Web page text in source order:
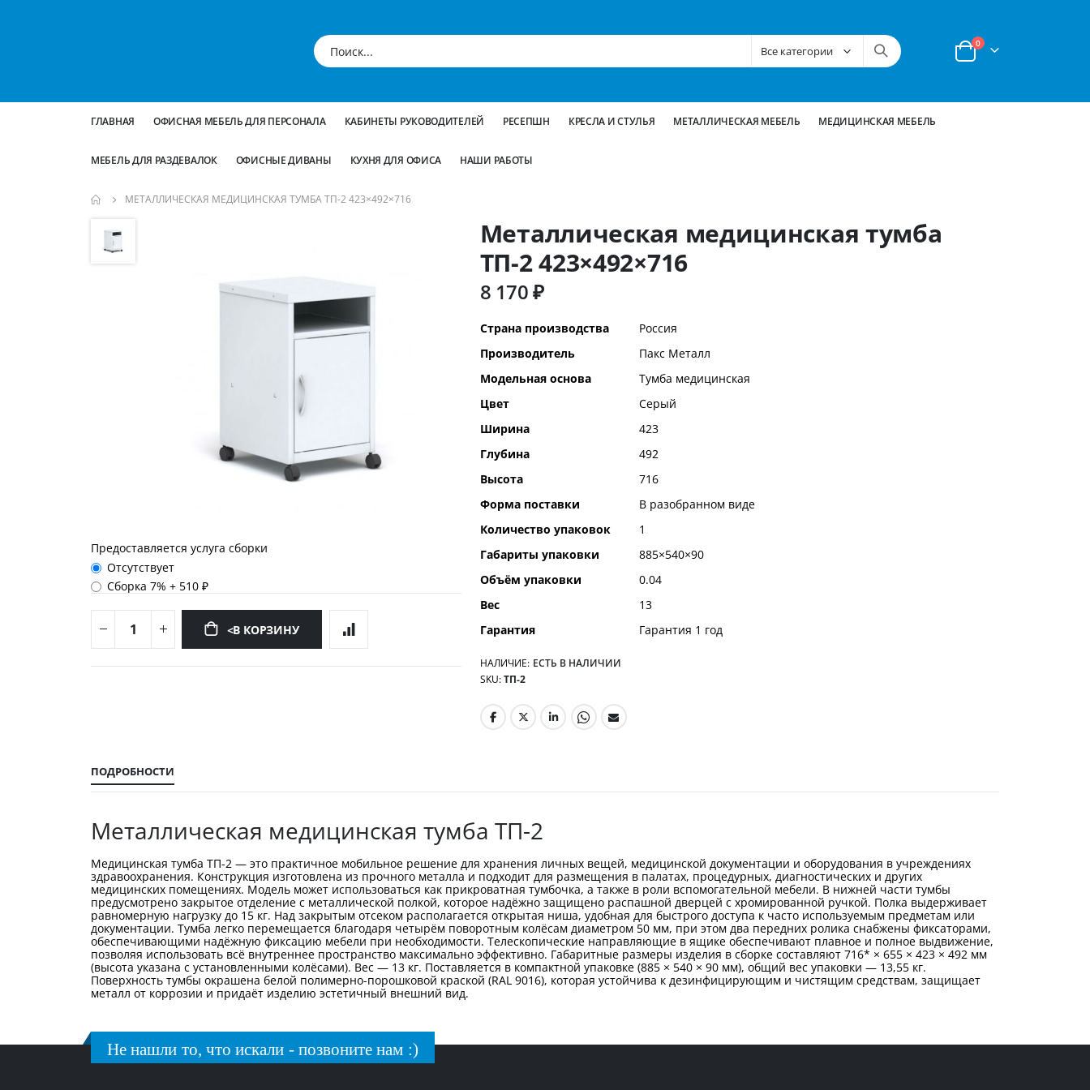
Корзина
0позиции
ГЛАВНАЯ ОФИСНАЯ МЕБЕЛЬ ДЛЯ ПЕРСОНАЛА КАБИНЕТЫ РУКОВОДИТЕЛЕЙ РЕСЕПШН КРЕСЛА И СТУЛЬЯ МЕТАЛЛИЧЕСКАЯ МЕБЕЛЬ МЕДИЦИНСКАЯ МЕБЕЛЬ
МЕБЕЛЬ ДЛЯ РАЗДЕВАЛОК ОФИСНЫЕ ДИВАНЫ КУХНЯ ДЛЯ ОФИСА НАШИ РАБОТЫ
МЕТАЛЛИЧЕСКАЯ МЕДИЦИНСКАЯ ТУМБА ТП-2 423×492×716
перейти
Предоставляется услуга сборки
Отсутствует
Сборка 7%+ 510 ₽
<В КОРЗИНУ
Металлическая медицинская тумба
ТП-2 423×492×716
8 170 ₽
Дополнительная
информация
Страна производства
Россия
Производитель
Пакс Металл
Модельная основа
Тумба медицинская
Цвет
Серый
Ширина
423
Глубина
492
Высота
716
Форма поставки
В разобранном виде
Количество упаковок
1
Габариты упаковки
885×540×90
Объём упаковки
0.04
Вес
13
Гарантия
Гарантия 1 год
НАЛИЧИЕ: ЕСТЬ В НАЛИЧИИ
SKU ТП-2
ПОДРОБНОСТИ
Металлическая медицинская тумба ТП-2
Медицинская тумба ТП-2 — это практичное мобильное решение для хранения личных вещей, медицинской документации и оборудования в учреждениях
здравоохранения. Конструкция изготовлена из прочного металла и подходит для размещения в палатах, процедурных, диагностических и других
медицинских помещениях. Модель может использоваться как прикроватная тумбочка, а также в роли вспомогательной мебели. В нижней части тумбы
предусмотрено закрытое отделение с металлической полкой, которое надёжно защищено распашной дверцей с хромированной ручкой. Полка выдерживает
равномерную нагрузку до 15 кг. Над закрытым отсеком располагается открытая ниша, удобная для быстрого доступа к часто используемым предметам или
документации. Тумба легко перемещается благодаря четырём поворотным колёсам диаметром 50 мм, при этом два передних ролика снабжены фиксаторами,
обеспечивающими надёжную фиксацию мебели при необходимости. Телескопические направляющие в ящике обеспечивают плавное и полное выдвижение,
позволяя использовать всё внутреннее пространство максимально эффективно. Габаритные размеры изделия в сборке составляют 716* × 655 × 423 × 492 мм
(высота указана с установленными колёсами). Вес — 13 кг. Поставляется в компактной упаковке (885 × 540 × 90 мм), общий вес упаковки — 13,55 кг.
Поверхность тумбы окрашена белой полимерно-порошковой краской (RAL 9016), которая устойчива к дезинфицирующим и чистящим средствам, защищает
металл от коррозии и придаёт изделию эстетичный внешний вид.
Не нашли то, что искали - позвоните нам :)